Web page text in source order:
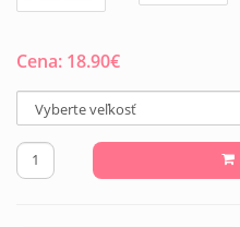
Cena: 18.90€